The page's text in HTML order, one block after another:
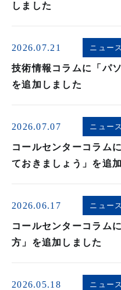
しました
2026.07.21 ニュース
技術情報コラムに「パ
を追加しました
2026.07.07 ニュース
コールセンターコラム
ておきましょう」を追
2026.06.17 ニュース
コールセンターコラム
方」を追加しました
2026.05.18 ニュース